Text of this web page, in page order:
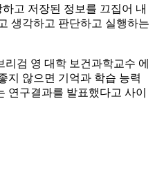
고 저장된 정보를 끄집어 내
생각하고 판단하고 실행하는
검 영 대학 보건과학교수 에
지 않으면 기억과 학습 능력
연구결과를 발표했다고 사이